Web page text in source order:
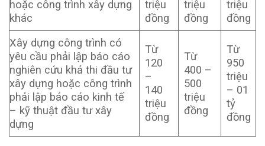
hoặc công trình xây dựng
khác
triệu
đồng
triệu
đồng
triệu
đồng
Xây dựng công trình có
yêu cầu phải lập báo cáo
nghiên cứu khả thi đầu tư
xây dựng hoặc công trình
phải lập báo cáo kinh tế
– kỹ thuật đầu tư xây
dựng
Từ
120
–
140
triệu
đồng
Từ
400 –
500
triệu
đồng
Từ
950
triệu
– 01
tỷ
đồng